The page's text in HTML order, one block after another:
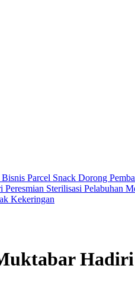
Parcel Snack Dorong
Sterilisasi Pelabuhan
Kekeringan
Hadiri